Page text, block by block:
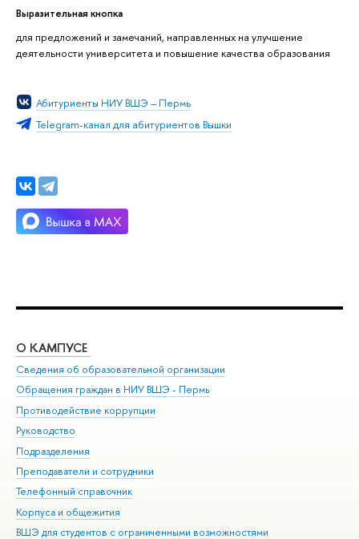
Выразительная кнопка
для предложений и замечаний, направленных на улучшение
деятельности университета и повышение качества образования
Абитуриенты НИУ ВШЭ – Пермь
Telegram-канал для абитуриентов Вышки
О КАМПУСЕ
Сведения об образовательной организации
Обращения граждан в НИУ ВШЭ - Пермь
Противодействие коррупции
Руководство
Подразделения
Преподаватели и сотрудники
Телефонный справочник
Корпуса и общежития
ВШЭ для студентов с ограниченными возможностями